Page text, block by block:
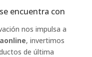
encuentra con
nos impulsa a
, invertimos
de última